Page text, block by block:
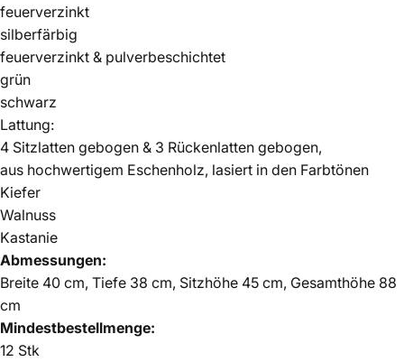
feuerverzinkt
silberfärbig
feuerverzinkt & pulverbeschichtet
grün
schwarz
Lattung:
4 Sitzlatten gebogen & 3 Rückenlatten gebogen,
aus hochwertigem Eschenholz, lasiert in den Farbtönen
Kiefer
Walnuss
Kastanie
Abmessungen:
Breite 40 cm, Tiefe 38 cm, Sitzhöhe 45 cm, Gesamthöhe 88
cm
Mindestbestellmenge:
12 Stk